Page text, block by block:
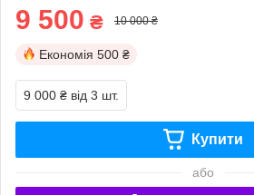
9 500 ₴ 10 000 ₴
Економія 500 ₴
9 000 ₴ від 3 шт.
Купити
або